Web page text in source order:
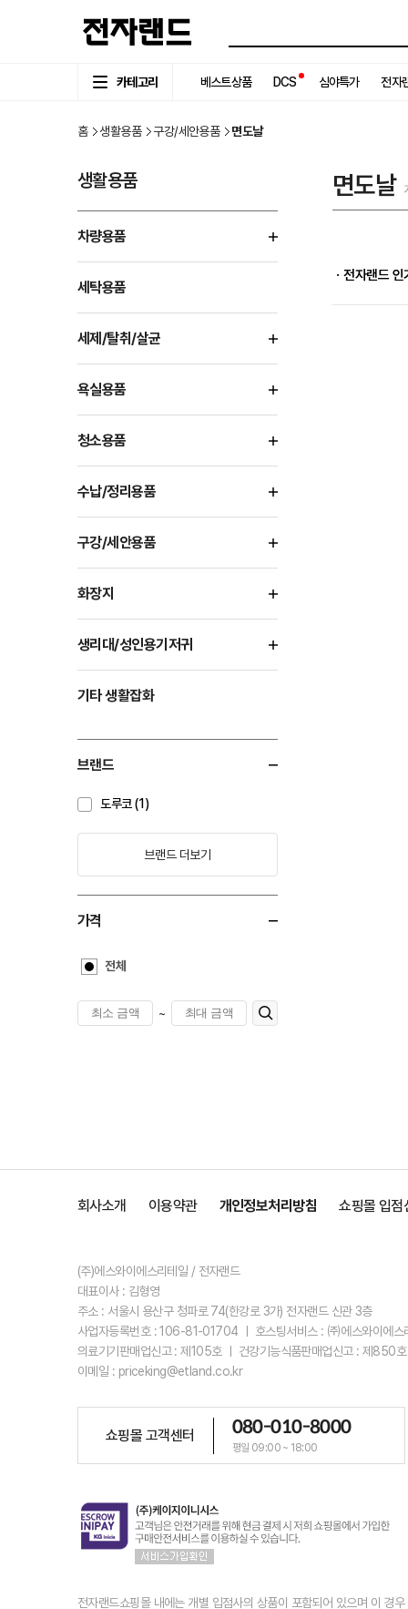
카테고리 베스트상품 DCS 심야특가 전자
홈 생활용품 구강/세안용품 면도날
생활용품
차량용품
세탁용품
세제/탈취/살균
욕실용품
청소용품
수납/정리용품
구강/세안용품
화장지
생리대/성인용기저귀
기타 생활잡화
브랜드
도루코 (1)
브랜드 더보기
가격
전체
~
면도날
ㆍ전자랜드 인
회사소개 이용약관 개인정보처리방침 쇼핑몰 입점
(주)에스와이에스리테일 / 전자랜드
대표이사 : 김형영
주소 : 서울시 용산구 청파로 74(한강로 3가) 전자랜드 신관 3층
사업자등록번호 : 106-81-01704 ㅣ 호스팅서비스 : ㈜에스와이에
의료기기판매업신고 : 제105호 ㅣ 건강기능식품판매업신고 : 제850
이메일 : priceking@etland.co.kr
쇼핑몰 고객센터 080-010-8000
평일 09:00 ~ 18:00
전자랜드쇼핑몰 내에는 개별 입점사의 상품이 포함되어 있으며 이 경